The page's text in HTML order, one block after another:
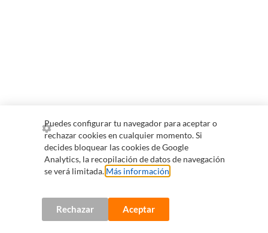
Puedes configurar tu navegador para aceptar o
rechazar cookies en cualquier momento. Si
decides bloquear las cookies de Google
Analytics, la recopilación de datos de navegación
se verá limitada. Más información
Rechazar Aceptar